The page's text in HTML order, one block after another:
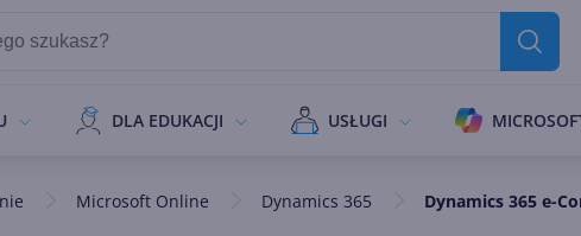
DLA EDUKACJI USŁUGI
Microsoft Online Dynamics 365 Dynamics 365 e-